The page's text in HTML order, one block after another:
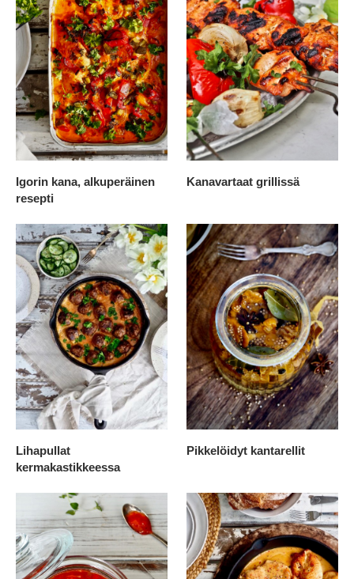
Igorin kana, alkuperäinen
resepti
Kanavartaat grillissä
Lihapullat
kermakastikkeessa
Pikkelöidyt kantarellit